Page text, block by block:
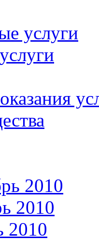
услуги
2010
2010
2010